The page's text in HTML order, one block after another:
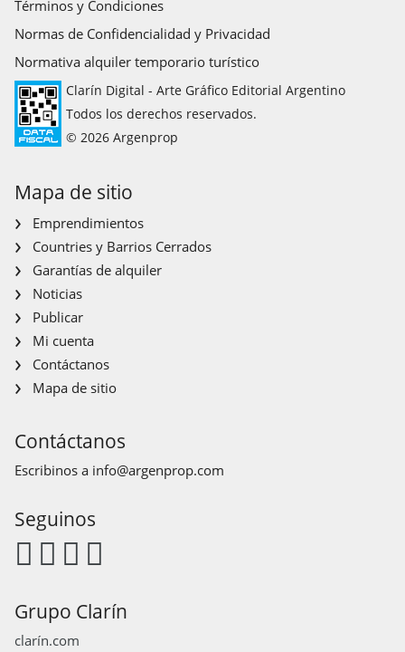
Términos y Condiciones
Normas de Confidencialidad y Privacidad
Normativa alquiler temporario turístico
Clarín Digital - Arte Gráfico Editorial Argentino
Todos los derechos reservados.
© 2026 Argenprop
Mapa de sitio
Emprendimientos
Countries y Barrios Cerrados
Garantías de alquiler
Noticias
Publicar
Mi cuenta
Contáctanos
Mapa de sitio
Contáctanos
Escribinos a info@argenprop.com
Seguinos
Grupo Clarín
clarín.com